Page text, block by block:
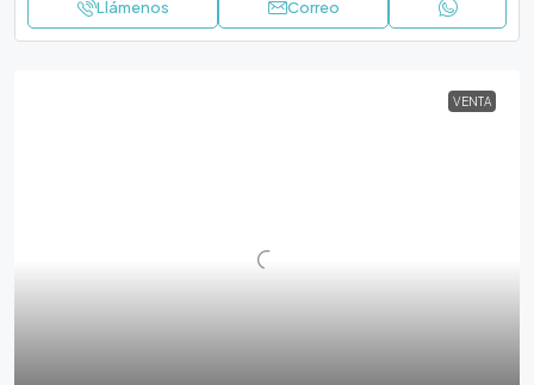
Llámenos Correo
VENTA